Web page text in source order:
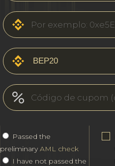
Passed the
preliminaryAML check
I have not passed the